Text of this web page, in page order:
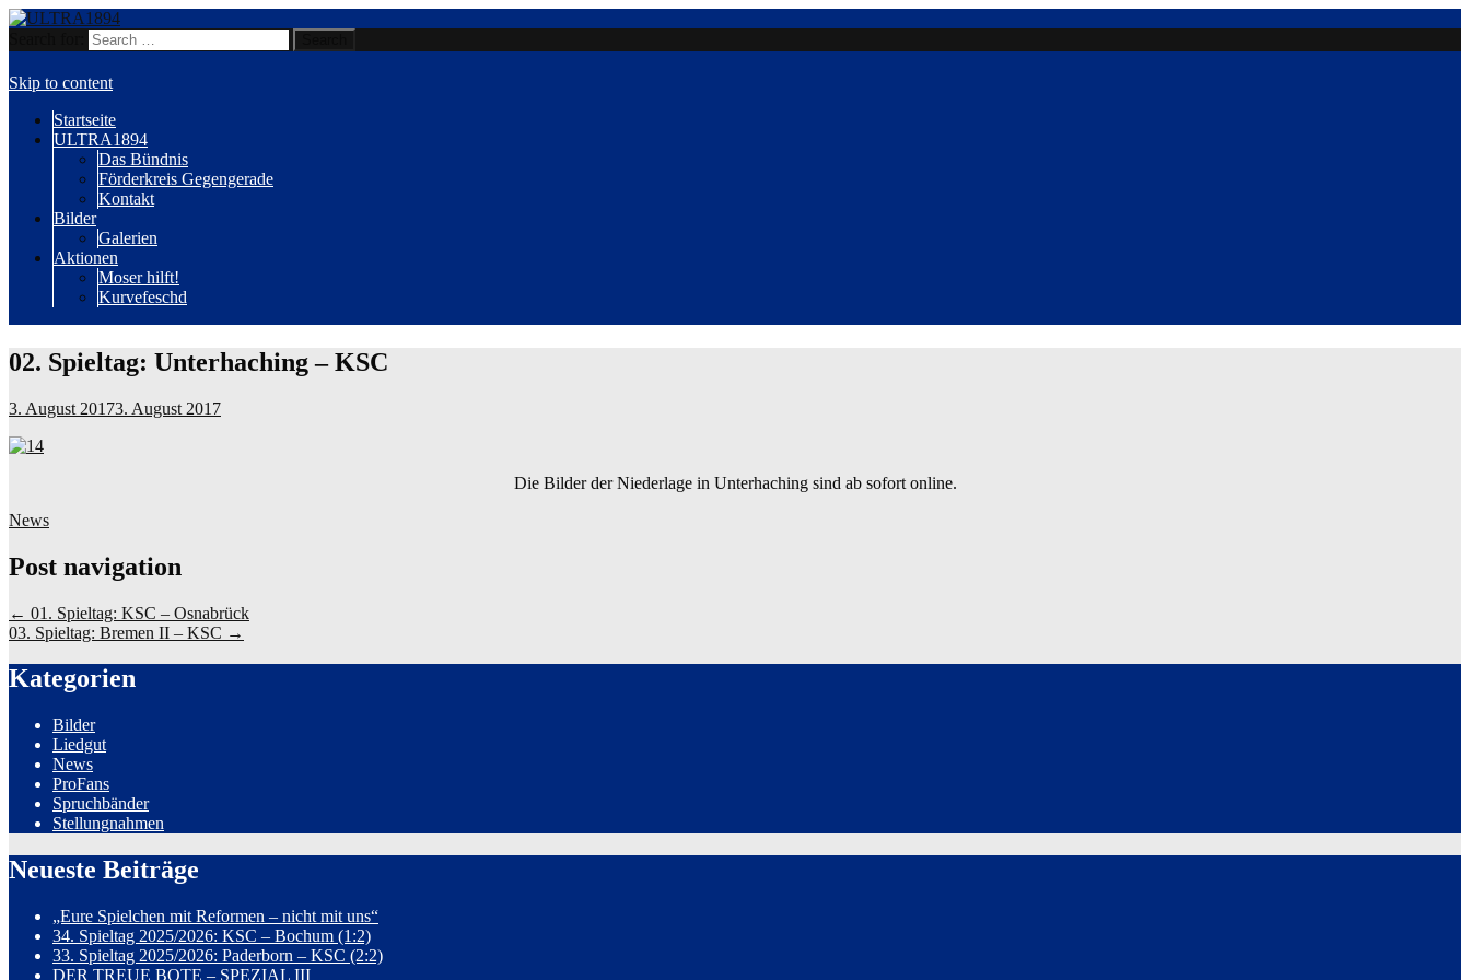
ULTRA1894
Skip to content
Startseite
ULTRA1894
Das Bündnis
Förderkreis Gegengerade
Kontakt
Bilder
Galerien
Aktionen
Moser hilft!
Kurvefeschd
02. Spieltag: Unterhaching – KSC
3. August 20173. August 2017
Die Bilder der Niederlage in Unterhaching sind ab sofort online.
News
Post navigation
← 01. Spieltag: KSC – Osnabrück
03. Spieltag: Bremen II – KSC →
Kategorien
Bilder
Liedgut
News
ProFans
Spruchbänder
Stellungnahmen
Neueste Beiträge
„Eure Spielchen mit Reformen – nicht mit uns“
34. Spieltag 2025/2026: KSC – Bochum (1:2)
33. Spieltag 2025/2026: Paderborn – KSC (2:2)
DER TREUE BOTE – SPEZIAL III